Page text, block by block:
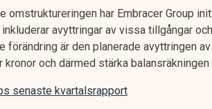
omstruktureringen har Embracer Group
avyttringar av vissa tillgångar
förändring är den planerade avyttringen
och därmed stärka balansräkningen
senaste kvartalsrapport